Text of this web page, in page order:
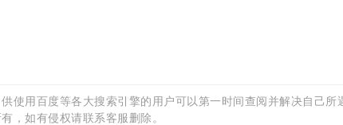
使用百度等各大搜索引擎的用户可以第一时间查阅并解决自己所
，如有侵权请联系客服删除。